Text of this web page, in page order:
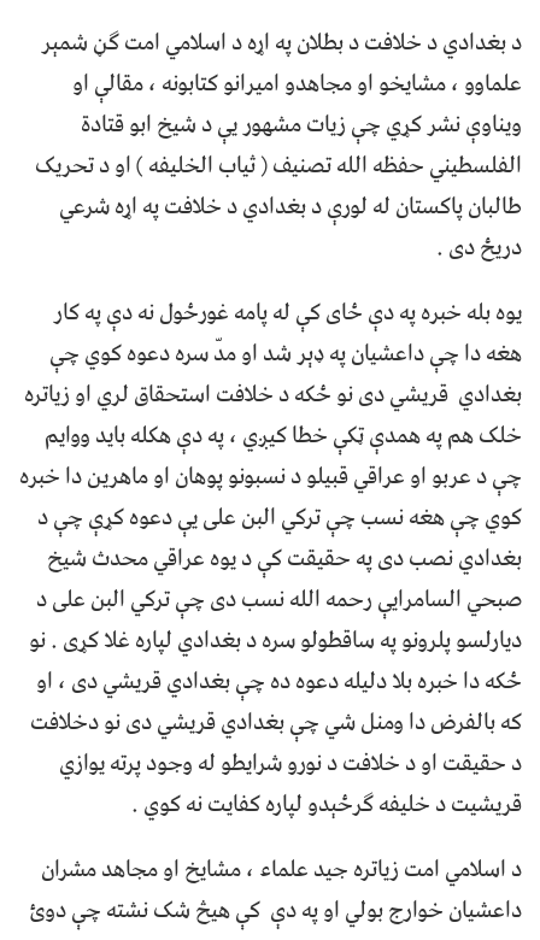
د بغدادي د خلافت د بطلان په اړه د اسلامي امت ګڼ شمېر
علماوو ، مشایخو او مجاهدو امیرانو کتابونه ، مقالې او
ویناوې نشر کړي چې زیات مشهور یې د شیخ ابو قتادة
الفلسطیني حفظه الله تصنیف ( ثیاب الخلیفه ) او د تحریک
طالبان پاکستان له لورې د بغدادي د خلافت په اړه شرعي
دریځ دی .
یوه بله خبره په دې ځای کې له پامه غورځول نه دې په کار
هغه دا چې داعشیان په ډېر شد او مدّ سره دعوه کوي چې
بغدادي قریشي دی نو ځکه د خلافت استحقاق لري او زیاتره
خلک هم په همدې ټکې خطا کيږي ، په دې هکله باید ووایم
چې د عربو او عراقي قبیلو د نسبونو پوهان او ماهرین دا خبره
کوي چې هغه نسب چې ترکي البن علی یې دعوه کړې چې د
بغدادي نصب دی په حقیقت کې د یوه عراقي محدث شیخ
صبحي السامرایې رحمه الله نسب دی چې ترکي البن علی د
دیارلسو پلرونو په ساقطولو سره د بغدادي لپاره غلا کړی . نو
ځکه دا خبره بلا دلیله دعوه ده چې بغدادي قریشي دی ، او
که بالفرض دا ومنل شي چې بغدادي قریشي دی نو دخلافت
د حقیقت او د خلافت د نورو شرایطو له وجود پرته یوازي
قریشیت د خلیفه ګرځېدو لپاره کفایت نه کوي .
د اسلامي امت زیاتره جید علما‌ء ، مشایخ او مجاهد مشران
داعشیان خوارج بولي او په دې کې هیڅ شک نشته چې دوئ